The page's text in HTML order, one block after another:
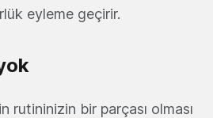
eyleme geçirir.
rutininizin bir parçası olması